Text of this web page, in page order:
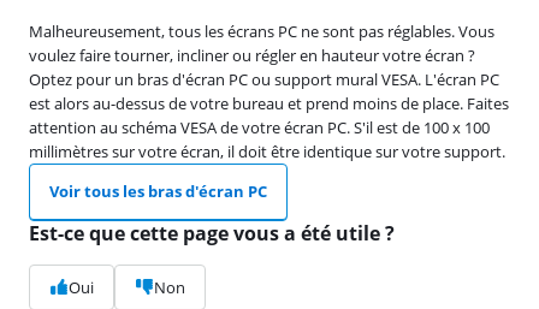
Malheureusement, tous les écrans PC ne sont pas réglables. Vous
voulez faire tourner, incliner ou régler en hauteur votre écran ?
Optez pour un bras d'écran PC ou support mural VESA. L'écran PC
est alors au-dessus de votre bureau et prend moins de place. Faites
attention au schéma VESA de votre écran PC. S'il est de 100 x 100
millimètres sur votre écran, il doit être identique sur votre support.
Voir tous les bras d'écran PC
Est-ce que cette page vous a été utile ?
Oui Non